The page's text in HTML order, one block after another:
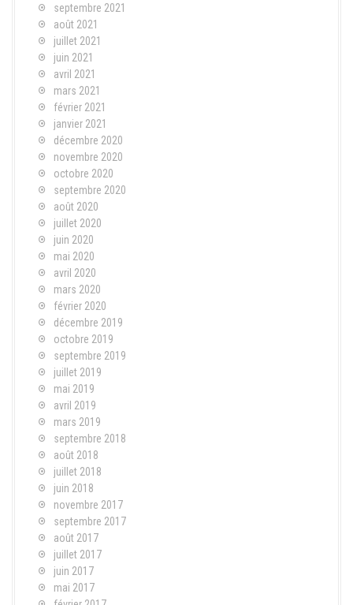
septembre 2021
août 2021
juillet 2021
juin 2021
avril 2021
mars 2021
février 2021
janvier 2021
décembre 2020
novembre 2020
octobre 2020
septembre 2020
août 2020
juillet 2020
juin 2020
mai 2020
avril 2020
mars 2020
février 2020
décembre 2019
octobre 2019
septembre 2019
juillet 2019
mai 2019
avril 2019
mars 2019
septembre 2018
août 2018
juillet 2018
juin 2018
novembre 2017
septembre 2017
août 2017
juillet 2017
juin 2017
mai 2017